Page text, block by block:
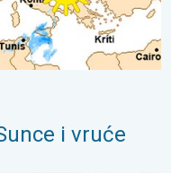
i vruće